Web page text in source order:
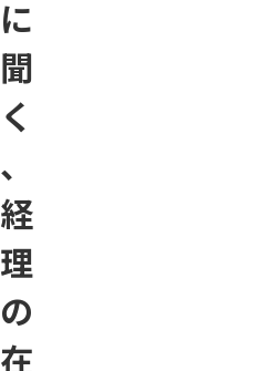
に
聞
く
、
経
理
の
在